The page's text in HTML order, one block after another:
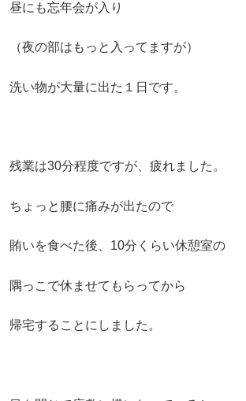
昼にも忘年会が入り
（夜の部はもっと入ってますが）
洗い物が大量に出た１日です。
残業は30分程度ですが、疲れました。
ちょっと腰に痛みが出たので
賄いを食べた後、10分くらい休憩室の
隅っこで休ませてもらってから
帰宅することにしました。